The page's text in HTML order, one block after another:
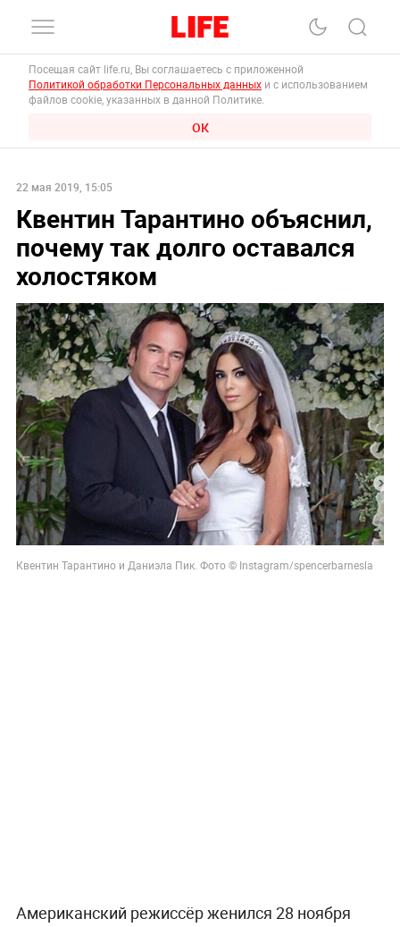
Посещая сайт life.ru, Вы соглашаетесь с приложенной
Политикой обработки Персональных данных и с использованием
файлов cookie, указанных в данной Политике.
ОК
22 мая 2019, 15:05
Квентин Тарантино объяснил,
почему так долго оставался
холостяком
Квентин Тарантино и Даниэла Пик. Фото © Instagram/spencerbarnesla
Американский режиссёр женился 28 ноября